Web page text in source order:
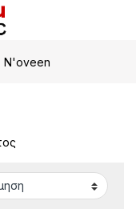
N'oveen